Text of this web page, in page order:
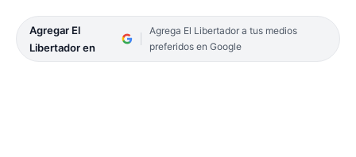
Agregar El
Libertador en
Agrega El Libertador a tus medios
preferidos en Google